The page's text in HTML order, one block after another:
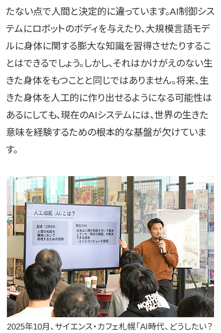
たない点で人間と決定的に違っています。AI制御シス
テムにロボットのボディを与えたり、大規模言語モデ
ルに身体に関する膨大な知識を習得させたりするこ
とはできるでしょう。しかし、それはかけがえのない生
きた身体をもつことと同じではありません。将来、生
きた身体を人工的に作り出せるようになる可能性は
あるにしても、現在のAIシステムには、世界の生きた
意味を経験するための根本的な基盤が欠けていま
す。
2025年10月、サイエンス・カフェ札幌「AI時代、どうしたい？